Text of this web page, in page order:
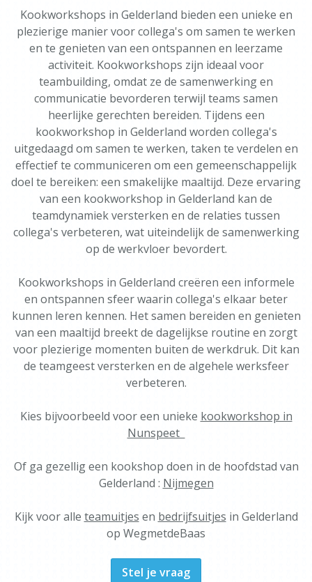
Kookworkshops in Gelderland bieden een unieke en
plezierige manier voor collega's om samen te werken
en te genieten van een ontspannen en leerzame
activiteit. Kookworkshops zijn ideaal voor
teambuilding, omdat ze de samenwerking en
communicatie bevorderen terwijl teams samen
heerlijke gerechten bereiden. Tijdens een
kookworkshop in Gelderland worden collega's
uitgedaagd om samen te werken, taken te verdelen en
effectief te communiceren om een gemeenschappelijk
doel te bereiken: een smakelijke maaltijd. Deze ervaring
van een kookworkshop in Gelderland kan de
teamdynamiek versterken en de relaties tussen
collega's verbeteren, wat uiteindelijk de samenwerking
op de werkvloer bevordert.
Kookworkshops in Gelderland creëren een informele
en ontspannen sfeer waarin collega's elkaar beter
kunnen leren kennen. Het samen bereiden en genieten
van een maaltijd breekt de dagelijkse routine en zorgt
voor plezierige momenten buiten de werkdruk. Dit kan
de teamgeest versterken en de algehele werksfeer
verbeteren.
Kies bijvoorbeeld voor een unieke kookworkshop in
Nunspeet
Of ga gezellig een kookshop doen in de hoofdstad van
Gelderland : Nijmegen
Kijk voor alle teamuitjes en bedrijfsuitjes in Gelderland
op WegmetdeBaas
Stel je vraag